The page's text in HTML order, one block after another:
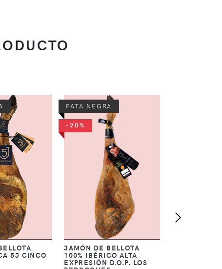
5J CINCO
PATA NEGRA
-20%
JAMÓN DE BELLOTA
100% IBÉRICO ALTA
EXPRESIÓN D.O.P. LOS